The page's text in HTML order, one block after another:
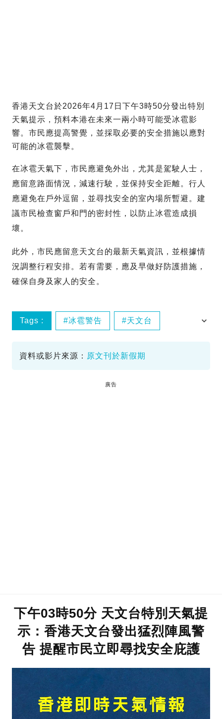
香港天文台於2026年4月17日下午3時50分發出特別
天氣提示，預料本港在未來一兩小時可能受冰雹影
響。市民應提高警覺，並採取必要的安全措施以應對
可能的冰雹襲擊。
在冰雹天氣下，市民應避免外出，尤其是駕駛人士，
應留意路面情況，減速行駛，並保持安全距離。行人
應避免在戶外逗留，並尋找安全的室內場所暫避。建
議市民檢查窗戶和門的密封性，以防止冰雹造成損
壞。
此外，市民應留意天文台的最新天氣資訊，並根據情
況調整行程安排。若有需要，應及早做好防護措施，
確保自身及家人的安全。
Tags : 冰雹警告 天文台
資料或影片來源： 原文刊於新假期
廣告
下午03時50分 天文台特別天氣提
示：香港天文台發出猛烈陣風警
告 提醒市民立即尋找安全庇護